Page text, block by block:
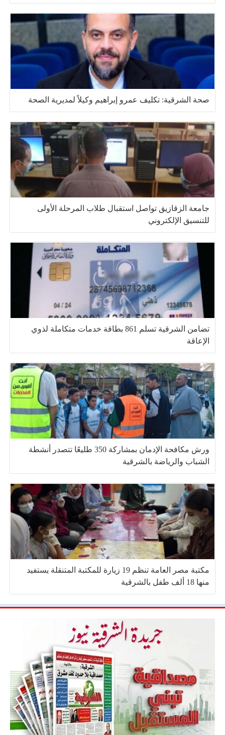
صحة الشرقية: تكليف عمرو إبراهيم وكيلاً لمديرية الصحة
جامعة الزقازيق تواصل استقبال طلاب المرحلة الأولى
للتنسيق الإلكتروني
تضامن الشرقية تسلم 861 بطاقة خدمات متكاملة لذوي
الإعاقة
ورش مكافحة الإدمان بمشاركة 350 طليعًا تتصدر أنشطة
الشباب والرياضة بالشرقية
مكتبة مصر العامة تنظم 19 زيارة للمكتبة المتنقلة يستفيد
منها 18 ألف طفل بالشرقية